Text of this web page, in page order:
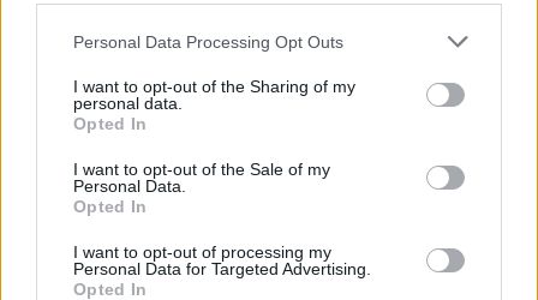
Personal Data Processing Opt Outs
I want to opt-out of the Sharing of my
personal data.
Opted In
I want to opt-out of the Sale of my
Personal Data.
Opted In
I want to opt-out of processing my
Personal Data for Targeted Advertising.
Opted In
Secondo il sottosegretario agli
Esteri, Berlusconi dovrà
difendersi da nuove congetture
moderni più pericolosi del fuoco
dei cannoni»